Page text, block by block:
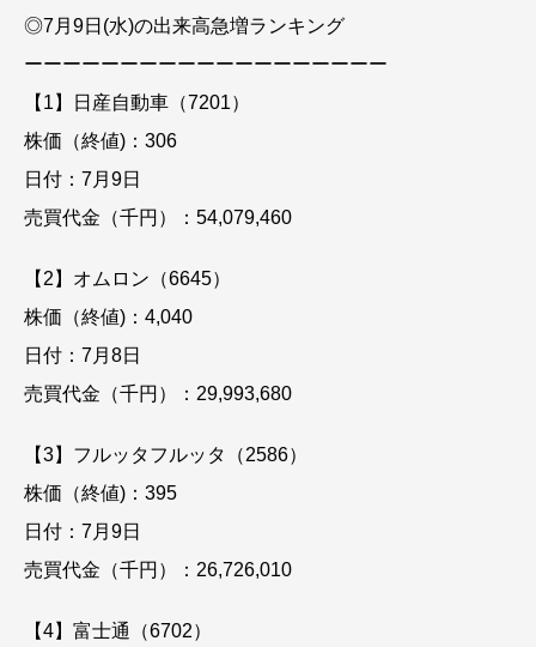
◎7月9日(水)の出来高急増ランキング
ーーーーーーーーーーーーーーーーーーー
【1】日産自動車（7201）
株価（終値)：306
日付：7月9日
売買代金（千円）：54,079,460
【2】オムロン（6645）
株価（終値)：4,040
日付：7月8日
売買代金（千円）：29,993,680
【3】フルッタフルッタ（2586）
株価（終値)：395
日付：7月9日
売買代金（千円）：26,726,010
【4】富士通（6702）